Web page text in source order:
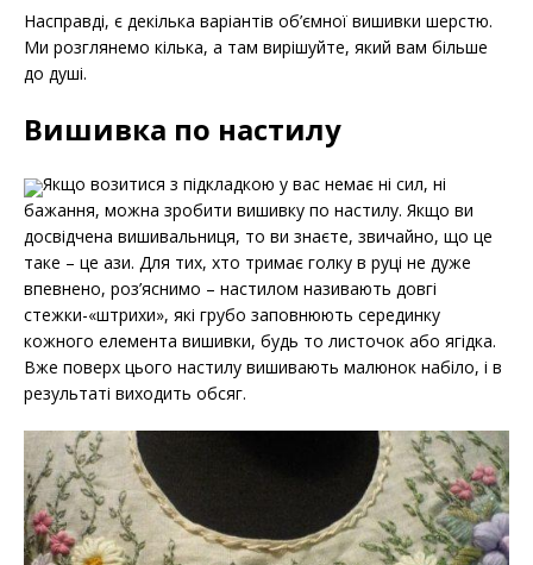
Насправді, є декілька варіантів об’ємної вишивки шерстю.
Ми розглянемо кілька, а там вирішуйте, який вам більше
до душі.
Вишивка по настилу
Якщо возитися з підкладкою у вас немає ні сил, ні
бажання, можна зробити вишивку по настилу. Якщо ви
досвідчена вишивальниця, то ви знаєте, звичайно, що це
таке – це ази. Для тих, хто тримає голку в руці не дуже
впевнено, роз’яснимо – настилом називають довгі
стежки-«штрихи», які грубо заповнюють серединку
кожного елемента вишивки, будь то листочок або ягідка.
Вже поверх цього настилу вишивають малюнок набіло, і в
результаті виходить обсяг.